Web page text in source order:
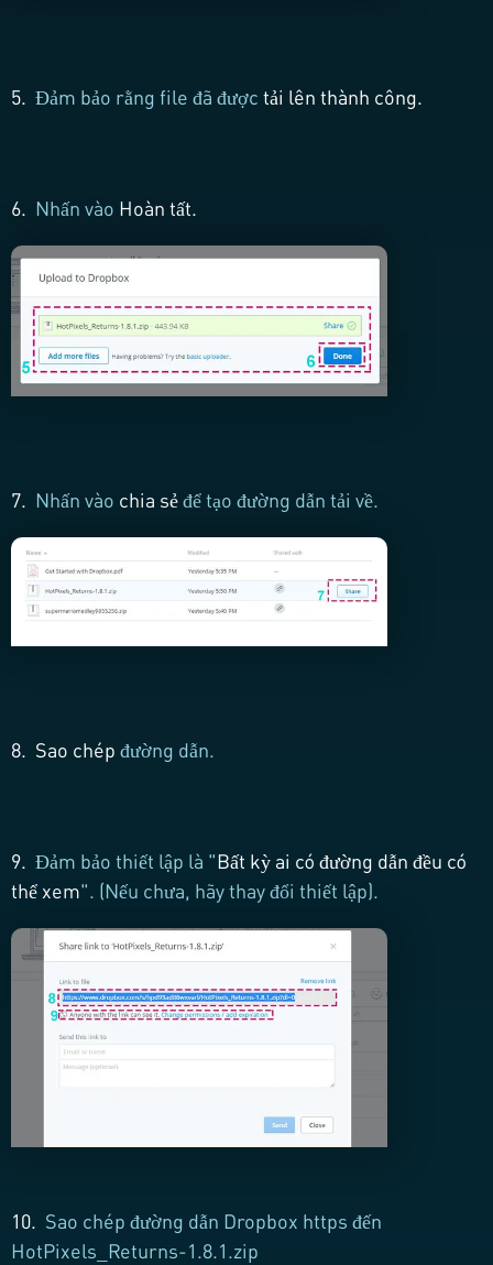
5. Đảm bảo rằng file đã được tải lên thành công.
6. Nhấn vào Hoàn tất.
7. Nhấn vào chia sẻđể tạo đường dẫn tải về.
8. Sao chép đường dẫn.
9. Đảm bảo thiết lập là "Bất kỳ ai có đường dẫn đều có
thể xem". (Nếu chưa, hãy thay đổi thiết lập).
10. Sao chép đường dẫn Dropbox https đến
HotPixels_Returns-1.8.1.zip